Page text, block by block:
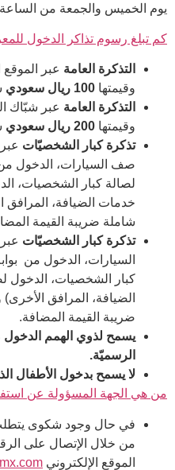
يوم الخميس والجمعة من الساعة 5:00 مساءً إلى 1:00 صباحاً.
كم تبلغ رسوم تذاكر الدخول
التذكرة العامة عبر
وقيمتها 100 ريال سعودي
التذكرة العامة عبر شبّاك
وقيمتها 200 ريال سعودي
تذكرة كبار الشخصيّات
صف السيارات، الدخول من
لصالة كبار الشخصيات،
خدمات الضيافة، المرافق
شاملة ضريبة القيمة
تذكرة كبار الشخصيّات
السيارات، الدخول من
كبار الشخصيات، الدخول
الضيافة، المرافق الأخرى)
ضريبة القيمة المضافة.
يسمح لذوي الهمم الدخول
الرسميّة.
لا يسمح بدخول الأطفال
من هي الجهة المسؤولة عن
في حال وجود شكوى
الموقع الإلكتروني